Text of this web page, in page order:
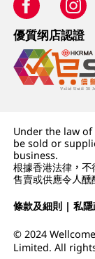
優質纲店認證
Under the law
be sold or
business.
根據香港法律，不
售賣或供應令人醺
條款及細則 |私
© 2024
Limited. All rights